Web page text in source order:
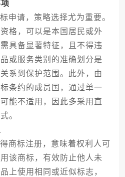
请，策略选择尤为重要。
格，可以是本国居民或外
具备显著特征，且不得违
或服务类别的准确划分是
系到保护范围。此外，由
条约的成员国，通过单一
能不适用，因此多采用直
。
标注册，意味着权利人可
该商标，有效防止他人未
上使用相同或近似标志，